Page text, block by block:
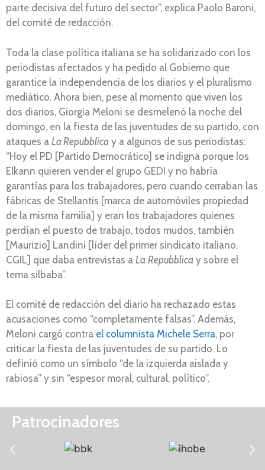
parte decisiva del futuro del sector”, explica Paolo Baroni,
del comité de redacción.
Toda la clase política italiana se ha solidarizado con los
periodistas afectados y ha pedido al Gobierno que
garantice la independencia de los diarios y el pluralismo
mediático. Ahora bien, pese al momento que viven los
dos diarios, Giorgia Meloni se desmelenó la noche del
domingo, en la fiesta de las juventudes de su partido, con
ataques a La Repubblica y a algunos de sus periodistas:
“Hoy el PD [Partido Democrático] se indigna porque los
Elkann quieren vender el grupo GEDI y no habría
garantías para los trabajadores, pero cuando cerraban las
fábricas de Stellantis [marca de automóviles propiedad
de la misma familia] y eran los trabajadores quienes
perdían el puesto de trabajo, todos mudos, también
[Maurizio] Landini [líder del primer sindicato italiano,
CGIL] que daba entrevistas a La Repubblica y sobre el
tema silbaba”.
El comité de redacción del diario ha rechazado estas
acusaciones como “completamente falsas”. Además,
Meloni cargó contra el columnista Michele Serra, por
criticar la fiesta de las juventudes de su partido. Lo
definió como un símbolo “de la izquierda aislada y
rabiosa” y sin “espesor moral, cultural, político”.
Patrocinadores